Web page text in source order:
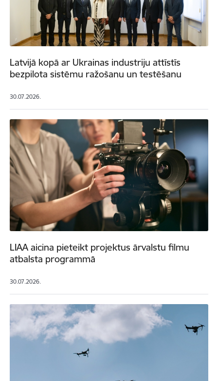
Latvijā kopā ar Ukrainas industriju attīstīs
bezpilota sistēmu ražošanu un testēšanu
30.07.2026.
LIAA aicina pieteikt projektus ārvalstu filmu
atbalsta programmā
30.07.2026.